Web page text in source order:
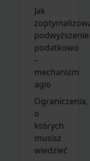
Jak
podwyższenie
podatkowo
–
mechanizm
agio
Ograniczenia,
o
których
musisz
wiedzieć